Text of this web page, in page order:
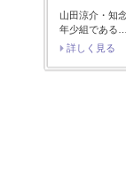
山田涼介・知
年少組である…
詳しく見る